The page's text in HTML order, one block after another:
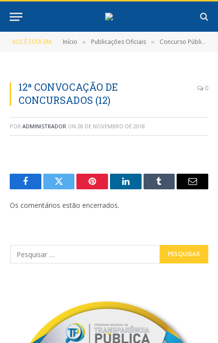
VOCÊ ESTÁ EM: Início » Publicações Oficiais » Concurso Público Nº 001/2015
12ª CONVOCAÇÃO DE
CONCURSADOS (12)
0
POR ADMINISTRADOR ON 28 DE NOVEMBRO DE 2018
FacebookTwitter Pinterest LinkedInTumblr
E-
Os comentários estão encerrados.